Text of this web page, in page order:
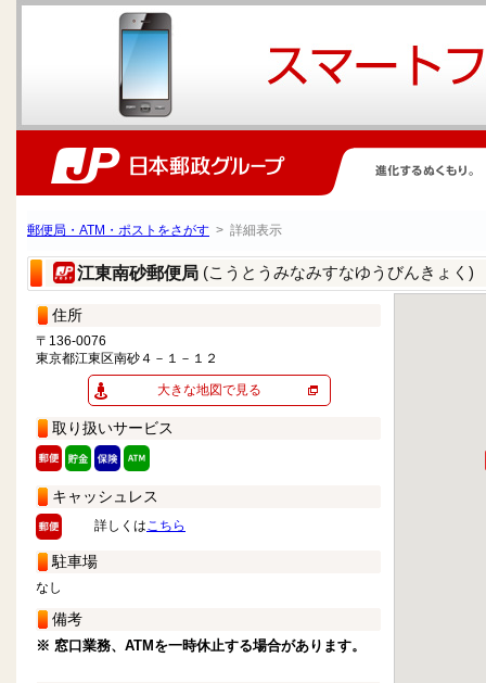
郵便局・ATM・ポストをさがす > 詳細表示
江東南砂郵便局 (こうとうみなみすなゆうびんきょく)
住所
〒136-0076
東京都江東区南砂４－１－１２
大きな地図で見る
取り扱いサービス
キャッシュレス
詳しくはこちら
駐車場
なし
備考
※ 窓口業務、ATMを一時休止する場合があります。